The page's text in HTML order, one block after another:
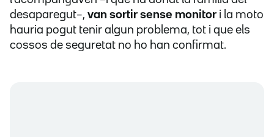
desaparegut–, van sortir sense monitor i la moto
hauria pogut tenir algun problema, tot i que els
cossos de seguretat no ho han confirmat.